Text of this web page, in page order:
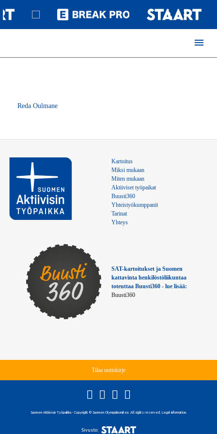
menu
Reda Oulmane
Kartoitus
Miksi mukaan
Miten mukaan
Aktiiviset työpaikat
Buusti360
Yhteistyökumppanit
Tarinat
Yhteys
SAT-kartoitukset ja Suomen
kattavinta henkilöstöliikuntaa
toteuttaa Buusti360 - lue lisää:
Buusti360
Tilaa uutiskirje
Suomen Aktiivisin Työpaikka - Copyright © Suomen Olympiakomitea. All rights reserved. Legal information.
Sivusto: